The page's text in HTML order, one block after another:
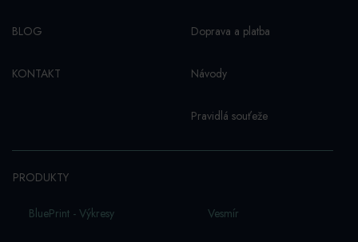
BLOG
KONTAKT
Doprava a platba
Návody
Pravidlá souťeže
PRODUKTY
BluePrint - Výkresy Vesmí­r